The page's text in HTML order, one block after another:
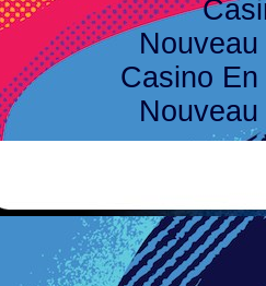
Casino